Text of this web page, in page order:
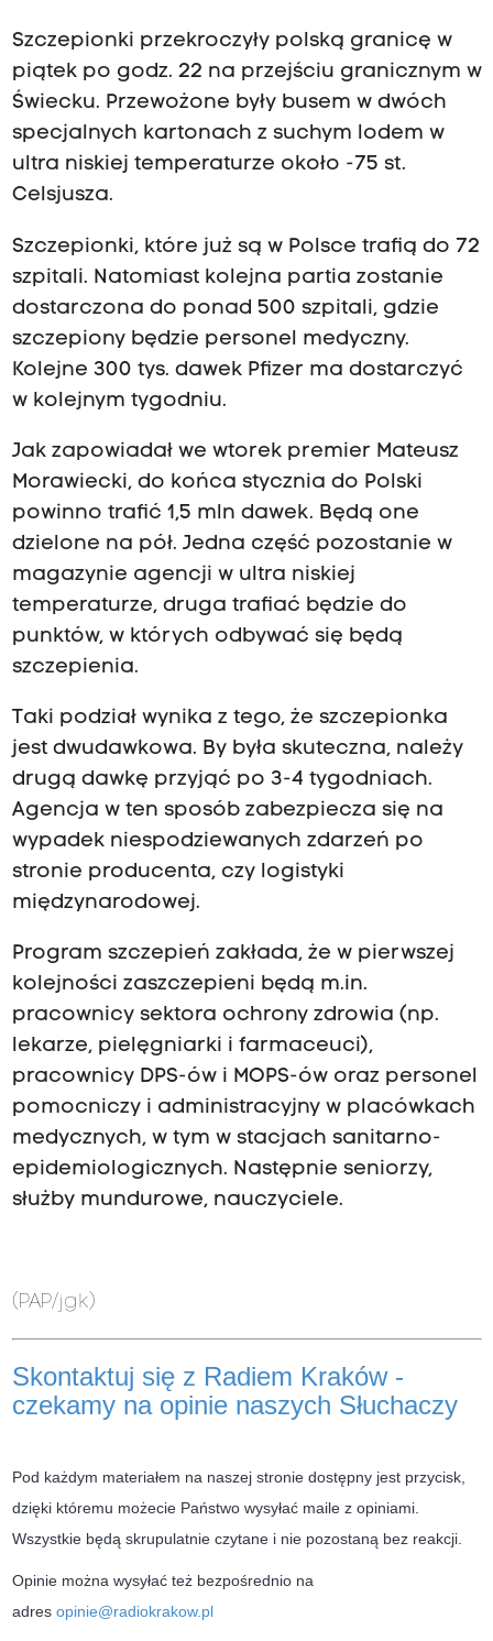
Szczepionki przekroczyły polską granicę w
piątek po godz. 22 na przejściu granicznym w
Świecku. Przewożone były busem w dwóch
specjalnych kartonach z suchym lodem w
ultra niskiej temperaturze około -75 st.
Celsjusza.
Szczepionki, które już są w Polsce trafią do 72
szpitali. Natomiast kolejna partia zostanie
dostarczona do ponad 500 szpitali, gdzie
szczepiony będzie personel medyczny.
Kolejne 300 tys. dawek Pfizer ma dostarczyć
w kolejnym tygodniu.
Jak zapowiadał we wtorek premier Mateusz
Morawiecki, do końca stycznia do Polski
powinno trafić 1,5 mln dawek. Będą one
dzielone na pół. Jedna część pozostanie w
magazynie agencji w ultra niskiej
temperaturze, druga trafiać będzie do
punktów, w których odbywać się będą
szczepienia.
Taki podział wynika z tego, że szczepionka
jest dwudawkowa. By była skuteczna, należy
drugą dawkę przyjąć po 3-4 tygodniach.
Agencja w ten sposób zabezpiecza się na
wypadek niespodziewanych zdarzeń po
stronie producenta, czy logistyki
międzynarodowej.
Program szczepień zakłada, że w pierwszej
kolejności zaszczepieni będą m.in.
pracownicy sektora ochrony zdrowia (np.
lekarze, pielęgniarki i farmaceuci),
pracownicy DPS-ów i MOPS-ów oraz personel
pomocniczy i administracyjny w placówkach
medycznych, w tym w stacjach sanitarno-
epidemiologicznych. Następnie seniorzy,
służby mundurowe, nauczyciele.
(PAP/jgk)
Skontaktuj się z Radiem Kraków -
czekamy na opinie naszych Słuchaczy
Pod każdym materiałem na naszej stronie dostępny jest przycisk,
dzięki któremu możecie Państwo wysyłać maile z opiniami.
Wszystkie będą skrupulatnie czytane i nie pozostaną bez reakcji.
Opinie można wysyłać też bezpośrednio na
adres opinie@radiokrakow.pl